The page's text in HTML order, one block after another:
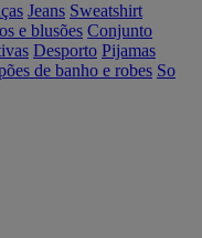
Jeans Sweatshirt
e blusões Conjunto
Desporto Pijamas
de banho e robes So